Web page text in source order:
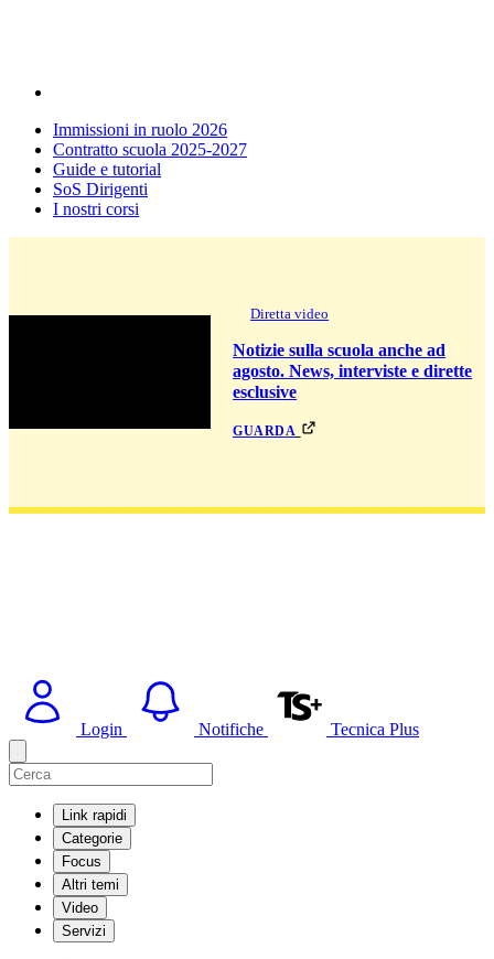
Immissioni in ruolo 2026
Contratto scuola 2025-2027
Guide e tutorial
SoS Dirigenti
I nostri corsi
Diretta video
Notizie sulla scuola anche ad
agosto. News, interviste e dirette
esclusive
guarda
Login Notifiche Tecnica Plus
Link rapidi
Categorie
Focus
Altri temi
Video
Servizi